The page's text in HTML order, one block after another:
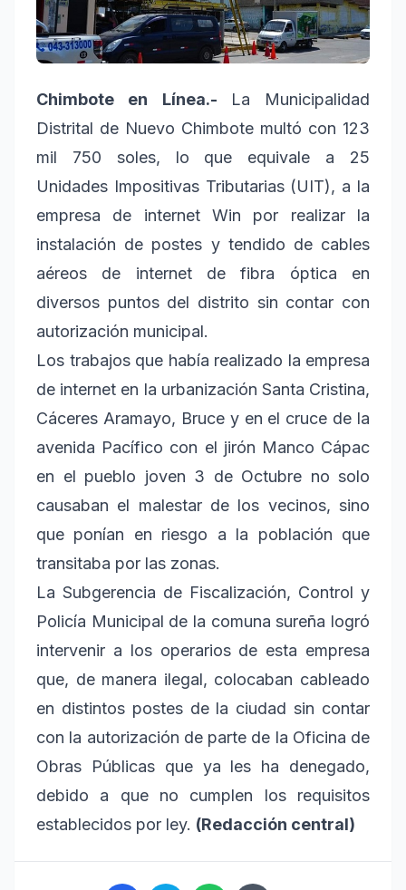
Chimbote en Línea.-
La Municipalidad
Distrital de Nuevo Chimbote multó con 123
mil 750 soles, lo que equivale a 25
Unidades Impositivas Tributarias (UIT), a la
empresa de internet Win por realizar la
instalación de postes y tendido de cables
aéreos de internet de fibra óptica en
diversos puntos del distrito sin contar con
autorización municipal.
Los trabajos que había realizado la empresa
de internet en la urbanización Santa Cristina,
Cáceres Aramayo, Bruce y en el cruce de la
avenida Pacífico con el jirón Manco Cápac
en el pueblo joven 3 de Octubre no solo
causaban el malestar de los vecinos, sino
que ponían en riesgo a la población que
transitaba por las zonas.
La Subgerencia de Fiscalización, Control y
Policía Municipal de la comuna sureña logró
intervenir a los operarios de esta empresa
que, de manera ilegal, colocaban cableado
en distintos postes de la ciudad sin contar
con la autorización de parte de la Oficina de
Obras Públicas que ya les ha denegado,
debido a que no cumplen los requisitos
establecidos por ley. (Redacción central)